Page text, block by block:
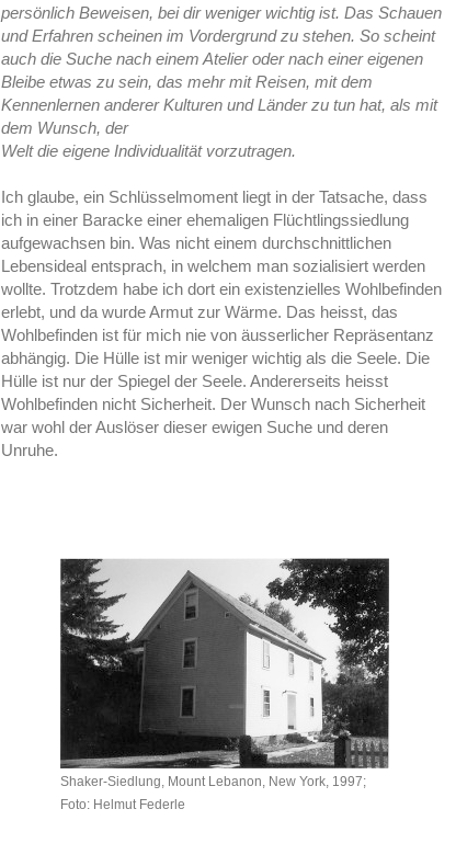
persönlich Beweisen, bei dir weniger wichtig ist. Das Schauen
und Erfahren scheinen im Vordergrund zu stehen. So scheint
auch die Suche nach einem Atelier oder nach einer eigenen
Bleibe etwas zu sein, das mehr mit Reisen, mit dem
Kennenlernen anderer Kulturen und Länder zu tun hat, als mit
dem Wunsch, der
Welt die eigene Individualität vorzutragen.
Ich glaube, ein Schlüsselmoment liegt in der Tatsache, dass
ich in einer Baracke einer ehemaligen Flüchtlingssiedlung
aufgewachsen bin. Was nicht einem durchschnittlichen
Lebensideal entsprach, in welchem man sozialisiert werden
wollte. Trotzdem habe ich dort ein existenzielles Wohlbefinden
erlebt, und da wurde Armut zur Wärme. Das heisst, das
Wohlbefinden ist für mich nie von äusserlicher Repräsentanz
abhängig. Die Hülle ist mir weniger wichtig als die Seele. Die
Hülle ist nur der Spiegel der Seele. Andererseits heisst
Wohlbefinden nicht Sicherheit. Der Wunsch nach Sicherheit
war wohl der Auslöser dieser ewigen Suche und deren
Unruhe.
Shaker-Siedlung, Mount Lebanon, New York, 1997;
Foto: Helmut Federle